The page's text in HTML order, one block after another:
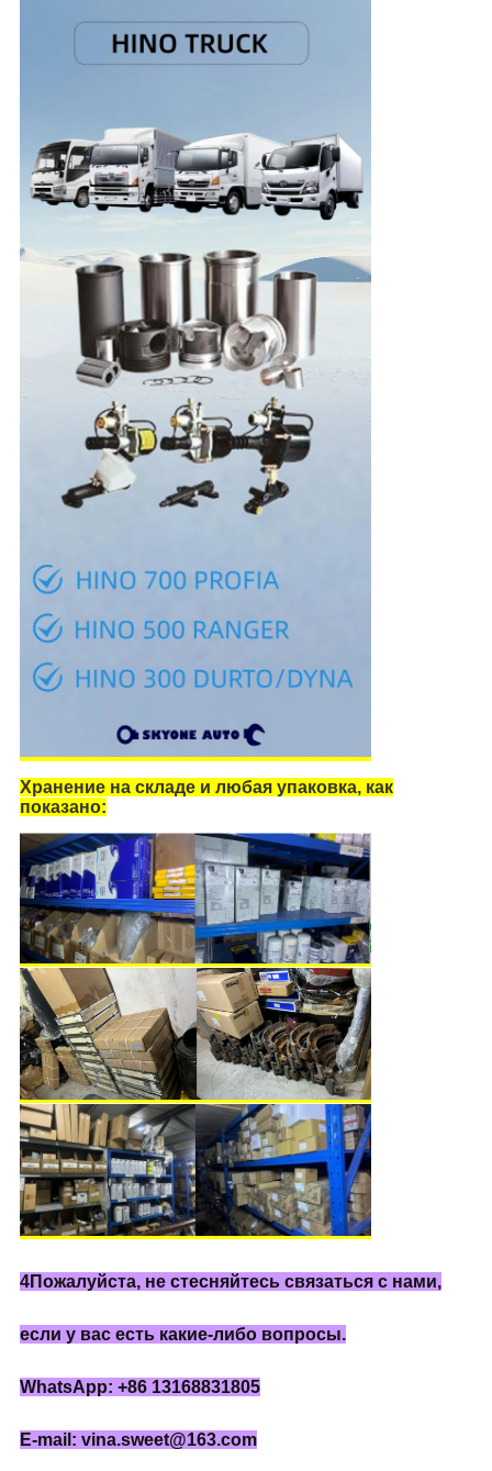
Хранение на складе и любая упаковка, как
показано:
4Пожалуйста, не стесняйтесь связаться с нами,
если у вас есть какие-либо вопросы.
WhatsApp: +86 13168831805
E-mail: vina.sweet@163.com